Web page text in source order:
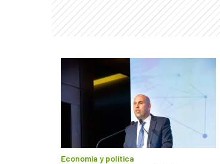
Economía y política